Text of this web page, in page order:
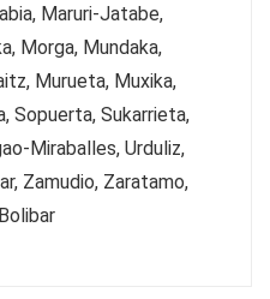
Maruri-Jatabe,
Morga, Mundaka,
Murueta, Muxika,
Sopuerta, Sukarrieta,
Miraballes, Urduliz,
Zamudio, Zaratamo,